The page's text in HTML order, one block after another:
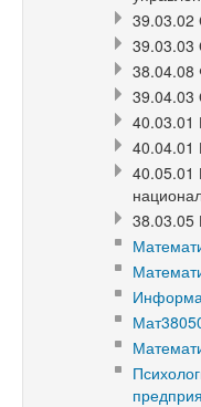
39.03.02
39.03.03
38.04.08
39.04.03
40.03.01
40.04.01
40.05.01
38.03.05